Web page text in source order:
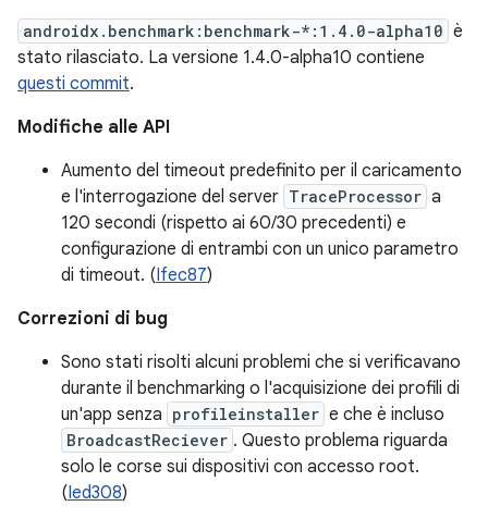
androidx.benchmark:benchmark-*:1.4.0-alpha10 è
stato rilasciato. La versione 1.4.0-alpha10 contiene
questi commit.
Modifiche alle API
Aumento del timeout predefinito per il caricamento
e l'interrogazione del server TraceProcessor a
120 secondi (rispetto ai 60/30 precedenti) e
configurazione di entrambi con un unico parametro
di timeout. (Ifec87)
Correzioni di bug
Sono stati risolti alcuni problemi che si verificavano
durante il benchmarking o l'acquisizione dei profili di
un'app senza profileinstaller e che è incluso
BroadcastReciever . Questo problema riguarda
solo le corse sui dispositivi con accesso root.
(Ied308)